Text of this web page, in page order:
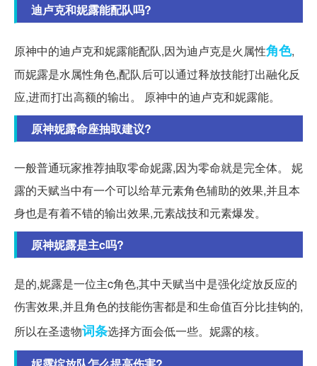
迪卢克和妮露能配队吗?
原神中的迪卢克和妮露能配队,因为迪卢克是火属性角色,
而妮露是水属性角色,配队后可以通过释放技能打出融化反
应,进而打出高额的输出。 原神中的迪卢克和妮露能。
原神妮露命座抽取建议?
一般普通玩家推荐抽取零命妮露,因为零命就是完全体。 妮
露的天赋当中有一个可以给草元素角色辅助的效果,并且本
身也是有着不错的输出效果,元素战技和元素爆发。
原神妮露是主c吗?
是的,妮露是一位主c角色,其中天赋当中是强化绽放反应的
伤害效果,并且角色的技能伤害都是和生命值百分比挂钩的,
所以在圣遗物词条选择方面会低一些。妮露的核。